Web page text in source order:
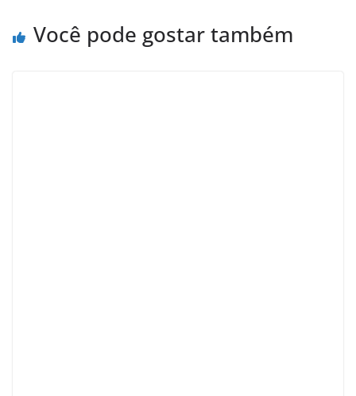
Você pode gostar também